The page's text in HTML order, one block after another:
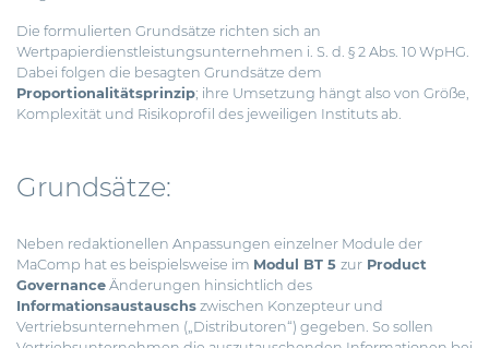
Die formulierten Grundsätze richten sich an
Wertpapierdienstleistungsunternehmen i. S. d. § 2 Abs. 10 WpHG.
Dabei folgen die besagten Grundsätze dem
Proportionalitätsprinzip; ihre Umsetzung hängt also von Größe,
Komplexität und Risikoprofil des jeweiligen Instituts ab.
Grundsätze:
Neben redaktionellen Anpassungen einzelner Module der
MaComp hat es beispielsweise im Modul BT 5 zur Product
Governance Änderungen hinsichtlich des
Informationsaustauschs zwischen Konzepteur und
Vertriebsunternehmen („Distributoren“) gegeben. So sollen